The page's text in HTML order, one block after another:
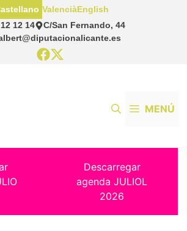
12 14
C/San Fernando, 44
ValenciàEnglish
MENÚ
Descarregar
agenda JULIOL
2026